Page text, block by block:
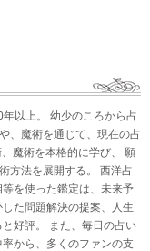
以上。 幼少のころから占
、魔術を通じて、現在の占
魔術を本格的に学び、 願
方法を展開する。 西洋占
を使った鑑定は、未来予
た問題解決の提案、人生
好評。 また、毎日の占い
から、多くのファンの支